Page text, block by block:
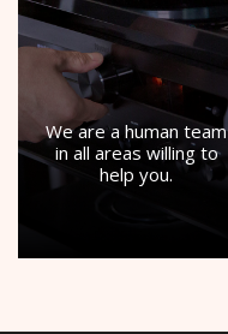
We are a human team
in all areas willing to
help you.